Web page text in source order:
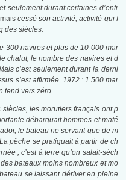
seulement durant certaines d’entr
cessé son activité, activité qui f
des siècles.
300 navires et plus de 10 000 mar
chalut, le nombre des navires et d
c’est seulement durant la derni
s’est affirmée. 1972 : 1 500 mar
tend vers zéro.
siècles, les morutiers français ont p
débarquait hommes et maté
le bateau ne servant que de m
pêche se pratiquait à partir de ch
; c’est à terre qu’on salait-séch
bateaux moins nombreux et mo
se laissant dériver en pleine